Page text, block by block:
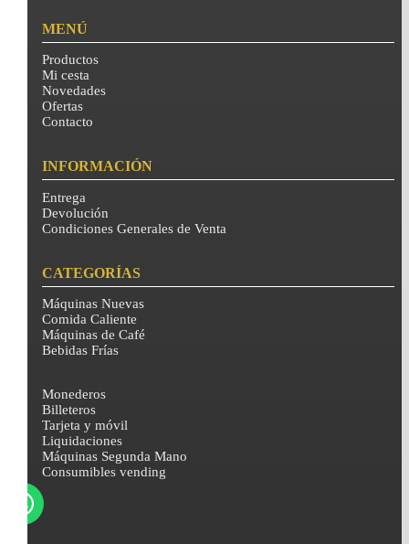
MENÚ
Productos
Mi cesta
Novedades
Ofertas
Contacto
INFORMACIÓN
Entrega
Devolución
Condiciones Generales de Venta
CATEGORÍAS
Máquinas Nuevas
Comida Caliente
Máquinas de Café
Bebidas Frías
Monederos
Billeteros
Tarjeta y móvil
Liquidaciones
Máquinas Segunda Mano
Consumibles vending